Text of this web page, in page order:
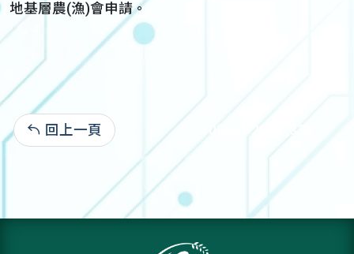
地基層農(漁)會申請。
回上一頁 108-04-20:11,336